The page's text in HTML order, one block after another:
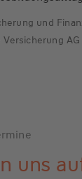
und
AG
uns